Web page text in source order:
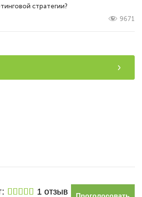
стратегии?
9671
1 отзыв Проголосовать